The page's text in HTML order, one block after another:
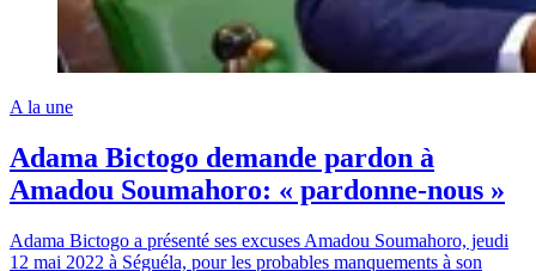
A la une
Adama Bictogo demande pardon à
Amadou Soumahoro: « pardonne-nous »
Adama Bictogo a présenté ses excuses Amadou Soumahoro, jeudi
12 mai 2022 à Séguéla, pour les probables manquements à son